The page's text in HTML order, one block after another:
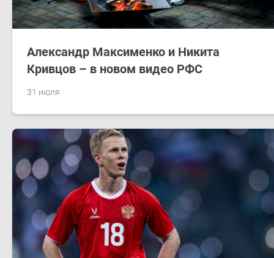
31 июля
Александр Максименко и Никита
Кривцов – в новом видео РФС